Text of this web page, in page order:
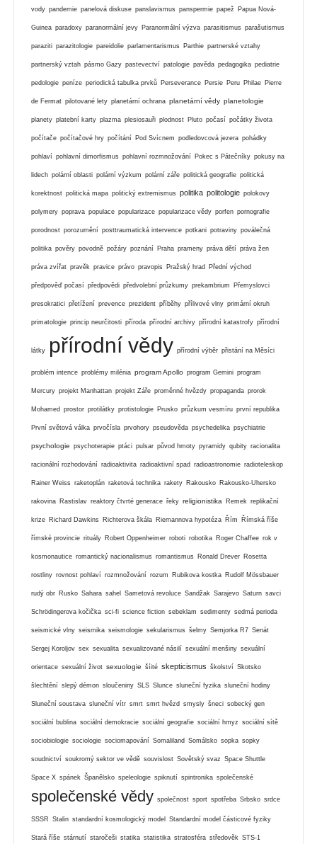
vody pandemie panelová diskuse panslavismus panspermie papež Papua Nová-
Guinea paradoxy paranormální jevy Paranormální výzva parasitismus parašutismus
paraziti parazitologie pareidolie parlamentarismus Parthie partnerské vztahy
partnerský vztah pásmo Gazy pastevectví patologie pavěda pedagogika pediatrie
pedologie peníze periodická tabulka prvků Perseverance Persie Peru Philae Pierre
de Fermat pilotované lety planetární ochrana planetární vědy planetologie
planety platební karty plazma plesiosauři plodnost Pluto počasí počátky života
počítače počítačové hry počítání Pod Svícnem podledovcová jezera pohádky
pohlaví pohlavní dimorfismus pohlavní rozmnožování Pokec s Pátečníky pokusy na
lidech polární oblasti polární výzkum polární záře politická geografie politická
korektnost politická mapa politický extremismus politika politologie polokovy
polymery poprava populace popularizace popularizace vědy porfen pornografie
porodnost porozumění posttraumatická intervence potkani potraviny poválečná
politika pověry povodně požáry poznání Praha prameny práva dětí práva žen
práva zvířat pravěk pravice právo pravopis Pražský hrad Přední východ
předpověď počasí předpovědi předvolební průzkumy prekambrium Přemyslovci
presokratici přetížení prevence prezident příběhy přílivové vlny primární okruh
primatologie princip neurčitosti příroda přírodní archivy přírodní katastrofy přírodní
látky přírodní vědy přírodní výběr přistání na Měsíci
problém intence problémy milénia program Apollo program Gemini program
Mercury projekt Manhattan projekt Záře proměnné hvězdy propaganda prorok
Mohamed prostor protilátky protistologie Prusko průzkum vesmíru první republika
První světová válka prvočísla prvohory pseudověda psychedelika psychiatrie
psychologie psychoterapie ptáci pulsar původ hmoty pyramidy qubity racionalita
racionální rozhodování radioaktivita radioaktivní spad radioastronomie radioteleskop
Rainer Weiss raketoplán raketová technika rakety Rakousko Rakousko-Uhersko
rakovina Rastislav reaktory čtvrté generace řeky religionistika Remek replikační
krize Richard Dawkins Richterova škála Riemannova hypotéza Řím Římská říše
římské provincie rituály Robert Oppenheimer roboti robotika Roger Chaffee rok v
kosmonautice romantický nacionalismus romantismus Ronald Drever Rosetta
rostliny rovnost pohlaví rozmnožování rozum Rubikova kostka Rudolf Mössbauer
rudý obr Rusko Sahara sahel Sametová revoluce Sandžak Sarajevo Saturn savci
Schrödingerova kočička sci-fi science fiction sebeklam sedimenty sedmá perioda
seismické vlny seismika seismologie sekularismus šelmy Semjorka R7 Senát
Sergej Koroljov sex sexualita sexualizované násilí sexuální menšiny sexuální
orientace sexuální život sexuologie šíité skepticismus školství Skotsko
šlechtění slepý démon sloučeniny SLS Slunce sluneční fyzika sluneční hodiny
Sluneční soustava sluneční vítr smrt smrt hvězd smysly šneci sobecký gen
sociální bublina sociální demokracie sociální geografie sociální hmyz sociální sítě
sociobiologie sociologie sociomapování Somaliland Somálsko sopka sopky
soudnictví soukromý sektor ve vědě souvislost Sovětský svaz Space Shuttle
Space X spánek Španělsko speleologie spiknutí spintronika společenské
společenské vědy společnost sport spotřeba Srbsko srdce
SSSR Stalin standardní kosmologický model Standardní model částicové fyziky
Stará říše stárnutí staročeši statika statistika stratosféra středověk STS-1